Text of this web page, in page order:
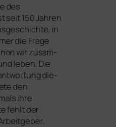
des
seit 150 Jahren
in
die Frage
wir zusam­
leben. Die
die­
den
ihre
fehlt der